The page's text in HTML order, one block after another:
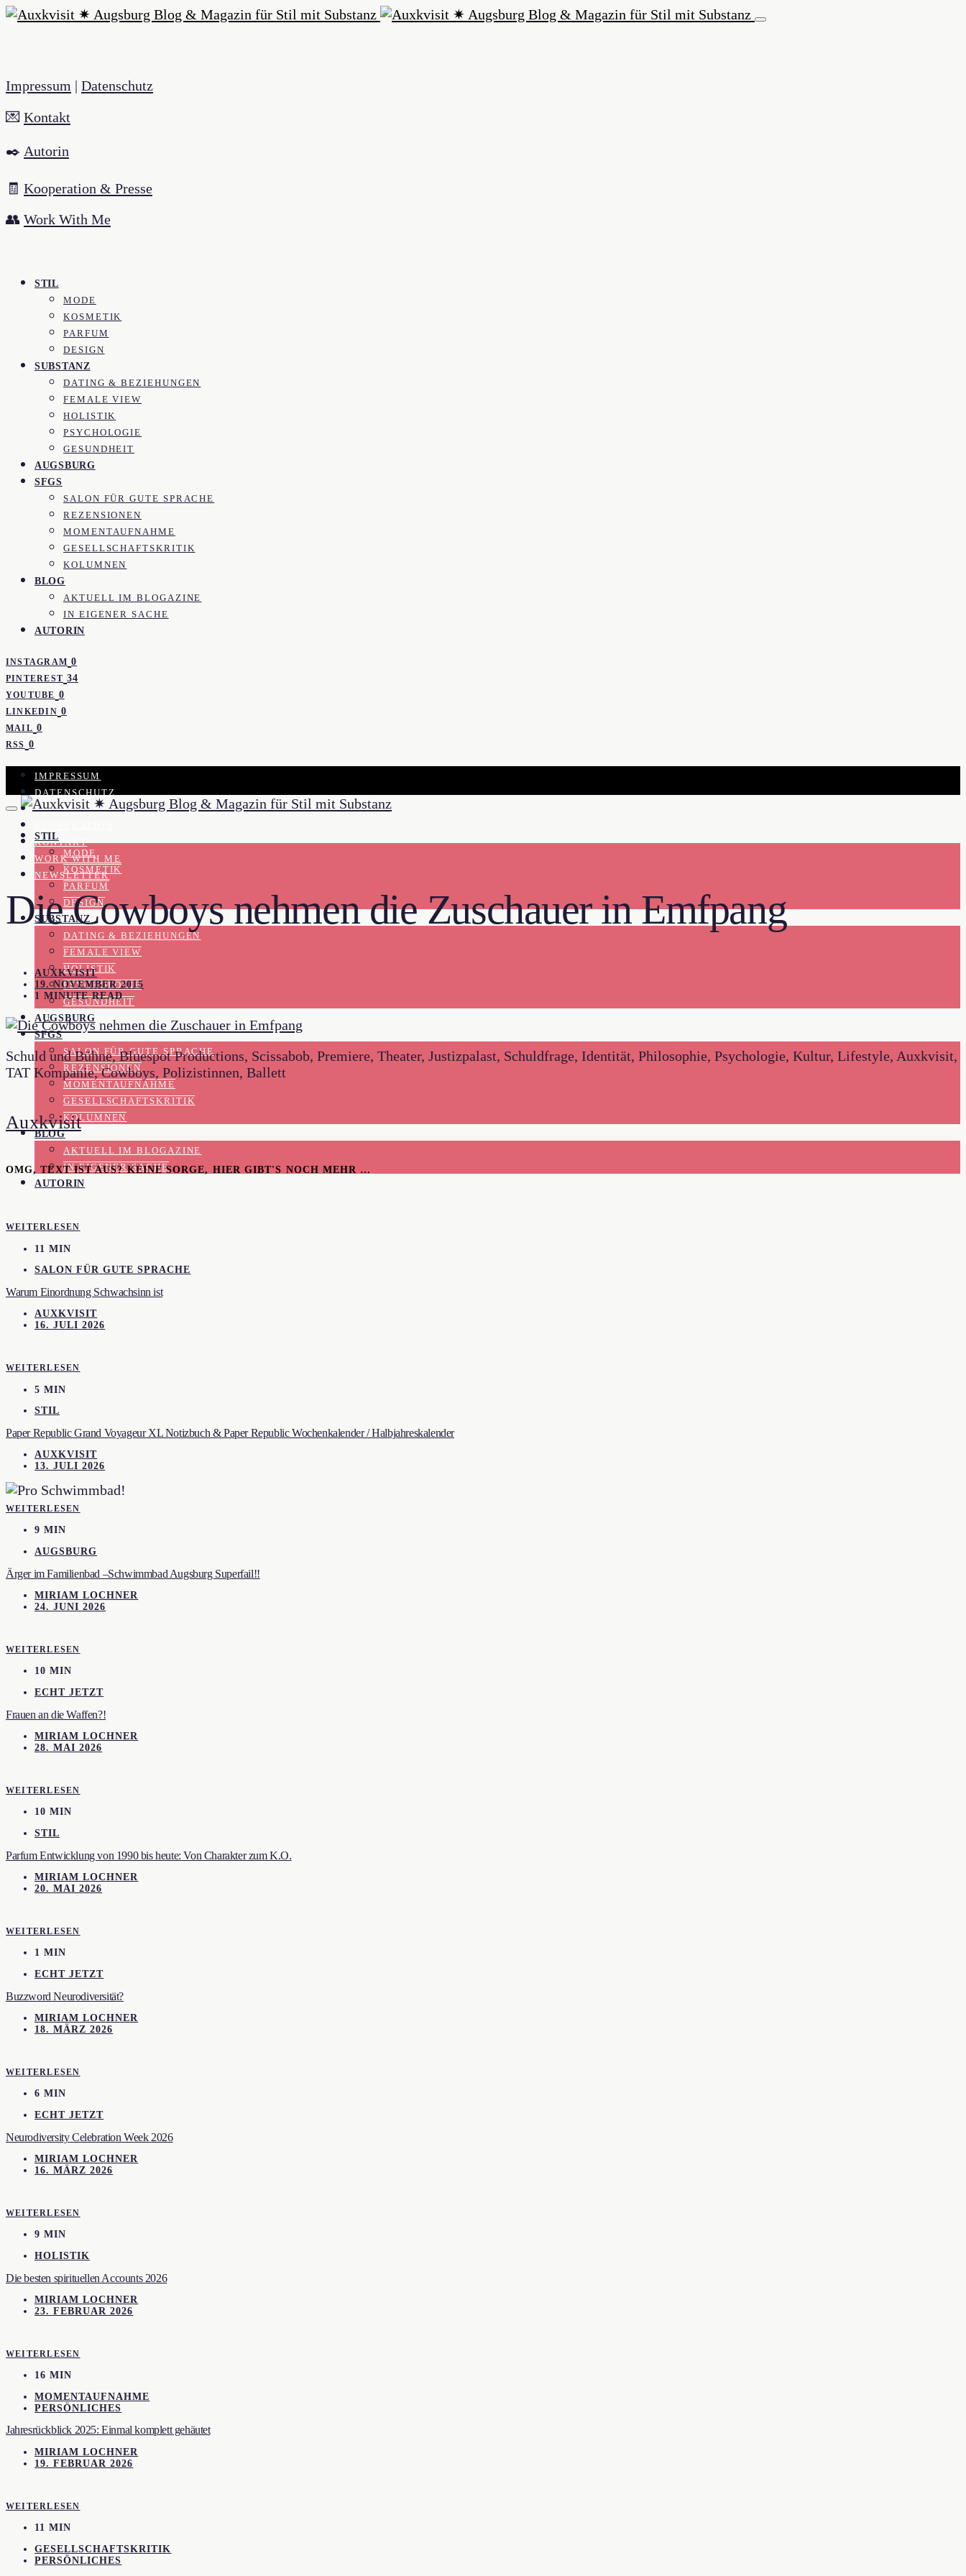
Impressum | Datenschutz
💌 Kontakt
✒️ Autorin
🧾 Kooperation & Presse
👥 Work With Me
STIL
MODE
KOSMETIK
PARFUM
DESIGN
SUBSTANZ
DATING & BEZIEHUNGEN
FEMALE VIEW
HOLISTIK
PSYCHOLOGIE
GESUNDHEIT
AUGSBURG
SFGS
SALON FÜR GUTE SPRACHE
REZENSIONEN
MOMENTAUFNAHME
GESELLSCHAFTSKRITIK
KOLUMNEN
BLOG
AKTUELL IM BLOGAZINE
IN EIGENER SACHE
AUTORIN
INSTAGRAM 0
PINTEREST 34
YOUTUBE 0
LINKEDIN 0
MAIL 0
RSS 0
IMPRESSUM
DATENSCHUTZ
PRESSE
KONTAKT
WORK WITH ME
NEWSLETTER
STIL
MODE
KOSMETIK
PARFUM
DESIGN
SUBSTANZ
DATING & BEZIEHUNGEN
FEMALE VIEW
HOLISTIK
PSYCHOLOGIE
GESUNDHEIT
AUGSBURG
SFGS
SALON FÜR GUTE SPRACHE
REZENSIONEN
MOMENTAUFNAHME
GESELLSCHAFTSKRITIK
KOLUMNEN
BLOG
AKTUELL IM BLOGAZINE
IN EIGENER SACHE
AUTORIN
Die Cowboys nehmen die Zuschauer in Emfpang
AUXKVISIT
19. NOVEMBER 2015
1 MINUTE READ
Schuld und Bühne, Bluespot Productions, Scissabob, Premiere, Theater, Justizpalast, Schuldfrage, Identität, Philosophie, Psychologie, Kultur, Lifestyle, Auxkvisit,
TAT Kompanie, Cowboys, Polizistinnen, Ballett
Auxkvisit
OMG, TEXT IST AUS? KEINE SORGE, HIER GIBT'S NOCH MEHR …
WEITERLESEN
11 MIN
SALON FÜR GUTE SPRACHE
Warum Einordnung Schwachsinn ist
AUXKVISIT
16. JULI 2026
WEITERLESEN
5 MIN
STIL
Paper Republic Grand Voyageur XL Notizbuch & Paper Republic Wochenkalender / Halbjahreskalender
AUXKVISIT
13. JULI 2026
WEITERLESEN
9 MIN
AUGSBURG
Ärger im Familienbad –Schwimmbad Augsburg Superfail!!
MIRIAM LOCHNER
24. JUNI 2026
WEITERLESEN
10 MIN
ECHT JETZT
Frauen an die Waffen?!
MIRIAM LOCHNER
28. MAI 2026
WEITERLESEN
10 MIN
STIL
Parfum Entwicklung von 1990 bis heute: Von Charakter zum K.O.
MIRIAM LOCHNER
20. MAI 2026
WEITERLESEN
1 MIN
ECHT JETZT
Buzzword Neurodiversität?
MIRIAM LOCHNER
18. MÄRZ 2026
WEITERLESEN
6 MIN
ECHT JETZT
Neurodiversity Celebration Week 2026
MIRIAM LOCHNER
16. MÄRZ 2026
WEITERLESEN
9 MIN
HOLISTIK
Die besten spirituellen Accounts 2026
MIRIAM LOCHNER
23. FEBRUAR 2026
WEITERLESEN
16 MIN
MOMENTAUFNAHME
PERSÖNLICHES
Jahresrückblick 2025: Einmal komplett gehäutet
MIRIAM LOCHNER
19. FEBRUAR 2026
WEITERLESEN
11 MIN
GESELLSCHAFTSKRITIK
PERSÖNLICHES